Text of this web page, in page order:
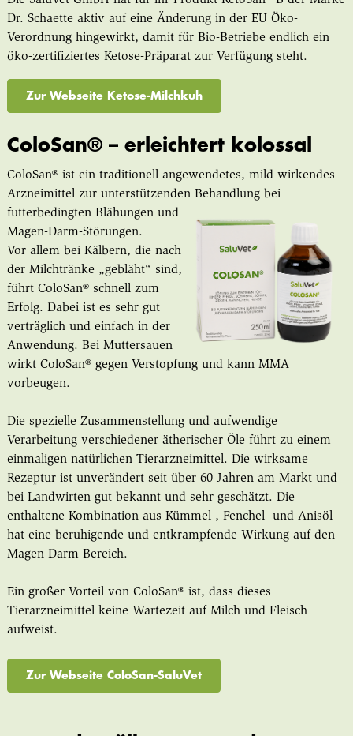
Dr. Schaette aktiv auf eine Änderung in der EU Öko-
Verordnung hingewirkt, damit für Bio-Betriebe endlich ein
öko-zertifiziertes Ketose-Präparat zur Verfügung steht.
Zur Webseite Ketose-Milchkuh
ColoSan® – erleichtert kolossal
ColoSan® ist ein traditionell angewendetes, mild wirkendes
Arzneimittel zur unterstützenden Behand­lung bei
futterbedingten Blähungen und
Magen-Darm-Störungen.
Vor allem bei Kälbern, die nach
der Milchtränke „gebläht“ sind,
führt ColoSan® schnell zum
Erfolg. Dabei ist es sehr gut
verträglich und einfach in der
Anwendung. Bei Muttersauen
wirkt ColoSan® gegen Verstopfung und kann MMA
vorbeugen.
Die spezielle Zusammenstellung und aufwendige
Verarbeitung verschiedener ätherischer Öle führt zu einem
einmaligen natürlichen Tierarzneimittel. Die wirksame
Rezeptur ist unverändert seit über 60 Jahren am Markt und
bei Landwirten gut bekannt und sehr geschätzt. Die
enthaltene Kombination aus Kümmel-, Fenchel- und Anisöl
hat eine beruhigende und entkrampfende Wirkung auf den
Magen-Darm-Bereich.
Ein großer Vorteil von ColoSan® ist, dass dieses
Tierarzneimittel keine Wartezeit auf Milch und Fleisch
aufweist.
Zur Webseite ColoSan-SaluVet